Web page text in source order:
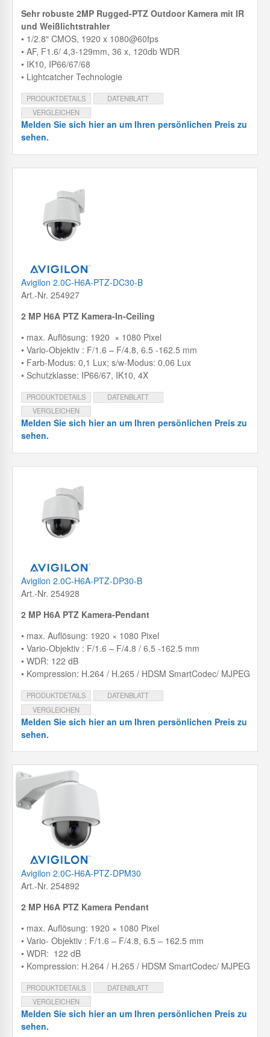
Sehr robuste 2MP Rugged-PTZ Outdoor Kamera mit IR
und Weißlichtstrahler
• 1/2.8″ CMOS, 1920 x 1080@60fps
• AF, F1.6/ 4,3-129mm, 36 x, 120db WDR
• IK10, IP66/67/68
• Lightcatcher Technologie
PRODUKTDETAILS
DATENBLATT
VERGLEICHEN
Melden Sie sich hier an um Ihren persönlichen Preis zu
sehen.
Avigilon 2.0C-H6A-PTZ-DC30-B
Art.-Nr. 254927
2 MP H6A PTZ Kamera-In-Ceiling
• max. Auflösung: 1920 × 1080 Pixel
• Vario-Objektiv : F/1.6 – F/4.8, 6.5 -162.5 mm
• Farb-Modus: 0,1 Lux; s/w-Modus: 0,06 Lux
• Schutzklasse: IP66/67, IK10, 4X
PRODUKTDETAILS
DATENBLATT
VERGLEICHEN
Melden Sie sich hier an um Ihren persönlichen Preis zu
sehen.
Avigilon 2.0C-H6A-PTZ-DP30-B
Art.-Nr. 254928
2 MP H6A PTZ Kamera-Pendant
• max. Auflösung: 1920 × 1080 Pixel
• Vario-Objektiv : F/1.6 – F/4.8 / 6.5 -162.5 mm
• WDR: 122 dB
• Kompression: H.264 / H.265 / HDSM SmartCodec/ MJPEG
PRODUKTDETAILS
DATENBLATT
VERGLEICHEN
Melden Sie sich hier an um Ihren persönlichen Preis zu
sehen.
Avigilon 2.0C-H6A-PTZ-DPM30
Art.-Nr. 254892
2 MP H6A PTZ Kamera Pendant
• max. Auflösung: 1920 × 1080 Pixel
• Vario- Objektiv : F/1.6 – F/4.8, 6.5 – 162.5 mm
• WDR: 122 dB
• Kompression: H.264 / H.265 / HDSM SmartCodec/ MJPEG
PRODUKTDETAILS
DATENBLATT
VERGLEICHEN
Melden Sie sich hier an um Ihren persönlichen Preis zu
sehen.